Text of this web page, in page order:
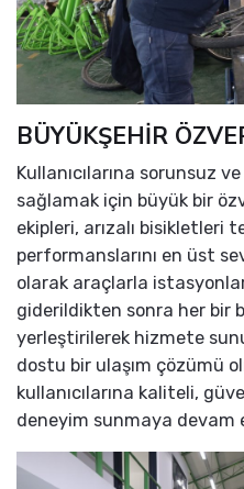
BÜYÜKŞEHİR
Kullanıcılarına sorunsuz
sağlamak için büyük bir
ekipleri, arızalı bisikletleri
performanslarını en üst
olarak araçlarla
giderildikten sonra her bir
yerleştirilerek hizmete
dostu bir ulaşım çözümü
kullanıcılarına kaliteli,
deneyim sunmaya devam